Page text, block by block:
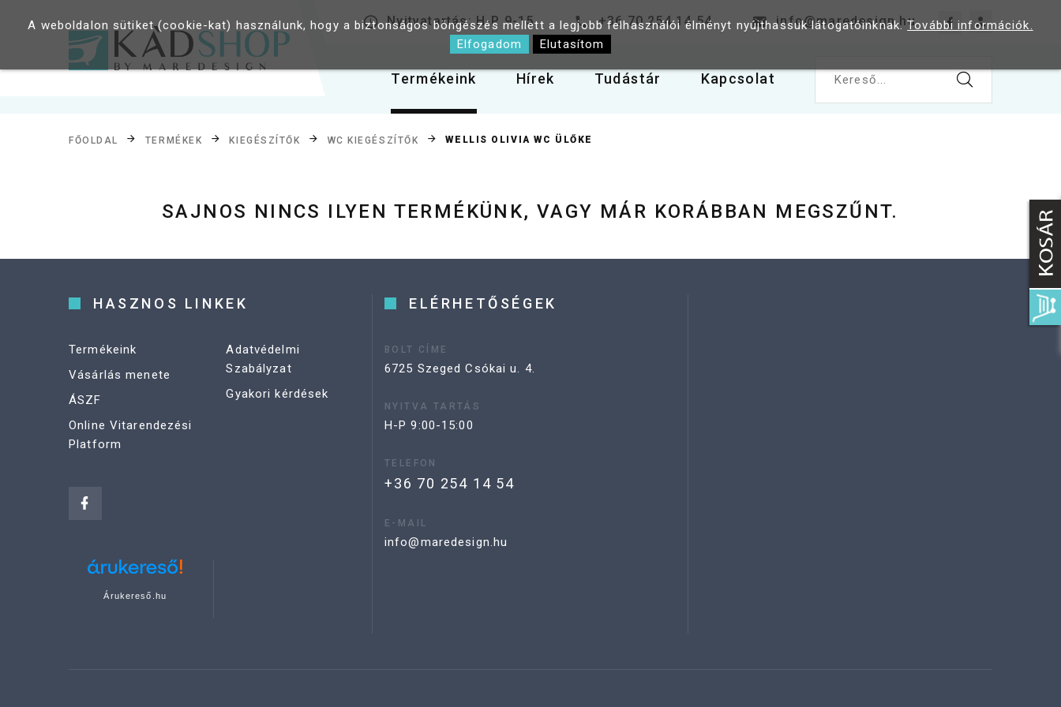
Nyitvatartás: H-P 9-15 +36 70 254 14 54 info@maredesign.hu
Termékeink Hírek Tudástár Kapcsolat Kereső...
FŐOLDAL TERMÉKEK KIEGÉSZÍTŐK WC KIEGÉSZÍTŐK WELLIS OLIVIA WC ÜLŐKE
SAJNOS NINCS ILYEN TERMÉKÜNK, VAGY MÁR KORÁBBAN MEGSZŰNT.
HASZNOS LINKEK
Termékeink
Vásárlás menete
ÁSZF
Online Vitarendezési
Platform
Adatvédelmi
Szabályzat
Gyakori kérdések
Árukereső.hu
ELÉRHETŐSÉGEK
BOLT CÍME
6725 Szeged Csókai u. 4.
NYITVA TARTÁS
H-P 9:00-15:00
TELEFON
+36 70 254 14 54
E-MAIL
info@maredesign.hu
A weboldalon sütiket (cookie-kat) használunk, hogy a biztonságos böngészés mellett a legjobb felhasználói élményt nyújthassuk látogatóinknak.További információk.
Elfogadom
Elutasítom